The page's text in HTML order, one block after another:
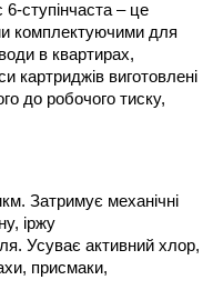
ступінчаста – це
комплектуючими для
в квартирах,
картриджів виготовлені
до робочого тиску,
Затримує механічні
іржу
Усуває активний хлор,
присмаки,